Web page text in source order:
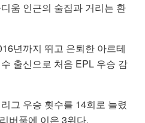
움 인근의 술집과 거리는 환
년까지 뛰고 은퇴한 아르테
출신으로 처음 EPL 우승 감
그 우승 횟수를 14회로 늘렸
버풀에 이은 3위다.